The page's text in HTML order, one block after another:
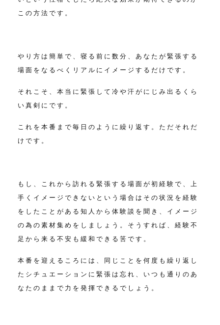
この方法です。
やり方は簡単で、寝る前に数分、あなたが緊張する
場面をなるべくリアルにイメージするだけです。
それこそ、本当に緊張して冷や汗がにじみ出るくら
い真剣にです。
これを本番まで毎日のように繰り返す。 ただそれだ
けです。
もし、これから訪れる緊張する場面が初経験で、上
手くイメージできないという場合はその状況を 経験
をしたことがある知人から体験談を聞き、イメージ
の為の素材集めをしましょう。 そうすれば、経験不
足から来る不安も緩和できる筈です。
本番を迎えるころには、同じことを何度も繰り返し
たシチュエーションに 緊張は忘れ、いつも通りのあ
なたのままで力を発揮できるでしょう。